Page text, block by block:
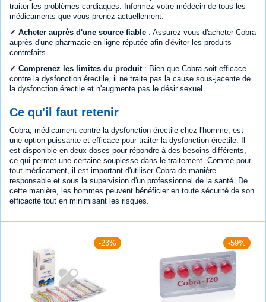
traiter les problèmes cardiaques. Informez votre médecin de tous les
médicaments que vous prenez actuellement.
✓ Acheter auprès d'une source fiable : Assurez-vous d'acheter Cobra
auprès d'une pharmacie en ligne réputée afin d'éviter les produits
contrefaits.
✓ Comprenez les limites du produit: Bien que Cobra soit efficace
contre la dysfonction érectile, il ne traite pas la cause sous-jacente de
la dysfonction érectile et n'augmente pas le désir sexuel.
Ce qu'il faut retenir
Cobra, médicament contre la dysfonction érectile chez l'homme, est
une option puissante et efficace pour traiter la dysfonction érectile. Il
est disponible en deux doses pour répondre à des besoins différents,
ce qui permet une certaine souplesse dans le traitement. Comme pour
tout médicament, il est important d'utiliser Cobra de manière
responsable et sous la supervision d'un professionnel de la santé. De
cette manière, les hommes peuvent bénéficier en toute sécurité de son
efficacité tout en minimisant les risques.
-23% -59%